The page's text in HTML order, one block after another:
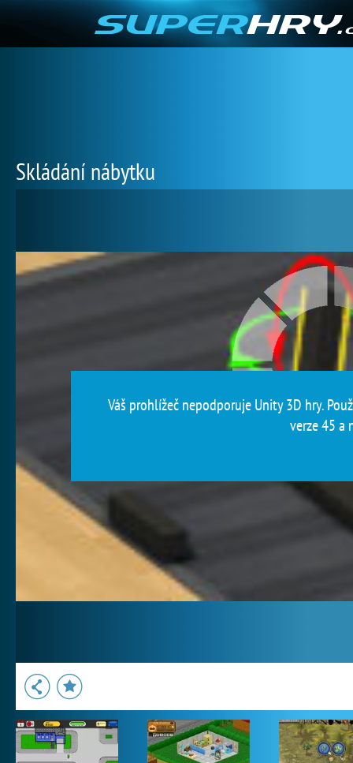
Skládání nábytku
Váš prohlížeč nepodporuje Unity 3D hry.
verze 45 a